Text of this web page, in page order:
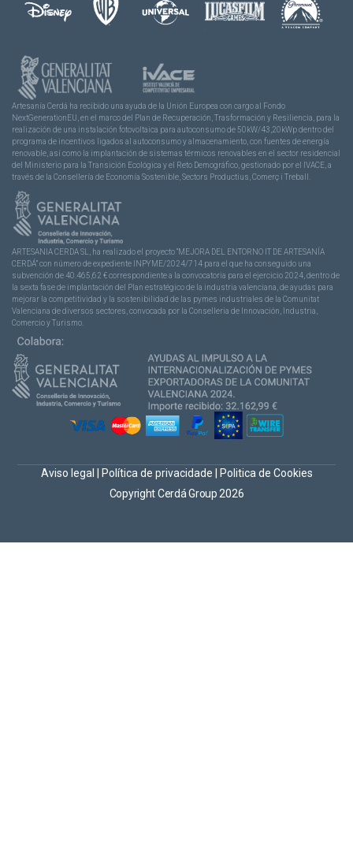
Artesanía Cerdá ha recibido una ayuda de la Unión Europea con cargo al Fondo
NextGenerationEU, en el marco del Plan de Recuperación, Trasformación y Resiliencia, para la
realización de una instalación fotovoltaica para autoconsumo de 50kW/43,20kWp dentro del
programa de incentivos ligados al autoconsumo y almacenamiento, con fuentes de energía
renovable, así como la implantación de sistemas térmicos renovables en el sector residencial
del Ministerio para la Transición Ecológica y el Reto Demográfico, gestionado por el IVACE, a
través de la Consellería de Economía Sostenible, Sectors Productius, Comerç i Treball.
ARTESANIA CERDA SL, ha realizado el proyecto “MEJORA DEL ENTORNO IT DE ARTESANÍA
CERDÁ” con número de expediente INPYME/2024/714 para el que ha conseguido una
subvención de 40.465,62 € correspondiente a la convocatoria para el ejercicio 2024, dentro de
la sexta fase de implantación del Plan estratégico de la industria valenciana, de ayudas para
mejorar la competitividad y la sostenibilidad de las pymes industriales de la Comunitat
Valenciana de diversos sectores, convocada por la Conselleria de Innovación, Industria,
Comercio y Turismo.
Copyright Cerdá Group 2026
Aviso legal Política de privacidade Politica de Cookies